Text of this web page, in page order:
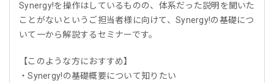
Synergy!を操作はしているものの、体系だった説明を聞いた
ことがないというご担当者様に向けて、Synergy!の基礎につ
いて一から解説するセミナーです。
【このような方におすすめ】
・Synergy!の基礎概要について知りたい